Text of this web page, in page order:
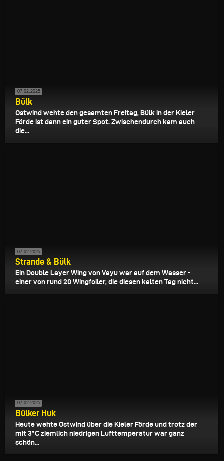
07.02.2025
Bülk
Ostwind wehte den gesamten Freitag, Bülk in der Kieler
Förde ist dann ein guter Spot. Zwischendurch kam auch
die...
07.02.2025
Strande & Bülk
Ein Double Layer Wing von Vayu war auf dem Wasser -
einer von rund 20 Wingfoiler, die diesen kalten Tag nicht...
07.02.2025
Bülker Huk
Heute wehte Ostwind über die Kieler Förde und trotz der
mit 3°C ziemlich niedrigen Lufttemperatur war ganz
schön...